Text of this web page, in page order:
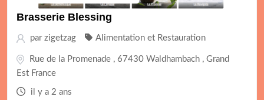
Brasserie Blessing
par zigetzag Alimentation et Restauration
Rue de la Promenade , 67430 Waldhambach , Grand
Est France
il y a 2 ans